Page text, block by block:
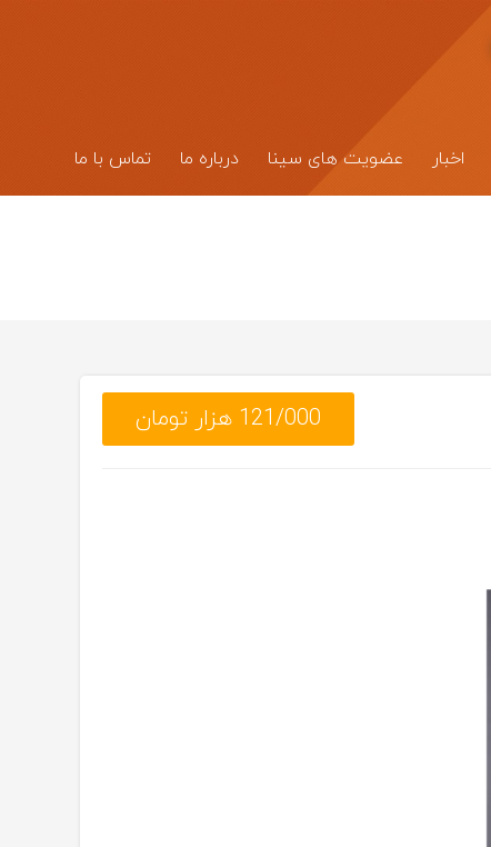
اخبار عضویت های سینا درباره ما تماس با ما
121/000 هزار تومان